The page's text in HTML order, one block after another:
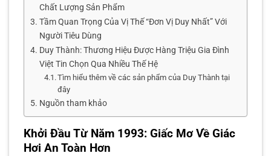
Chất Lượng Sản Phẩm
Tầm Quan Trọng Của Vị Thế “Đơn Vị Duy Nhất” Với
Người Tiêu Dùng
Duy Thành: Thương Hiệu Được Hàng Triệu Gia Đình
Việt Tin Chọn Qua Nhiều Thế Hệ
Tìm hiểu thêm về các sản phẩm của Duy Thành tại
đây
Nguồn tham khảo
Khởi Đầu Từ Năm 1993: Giấc Mơ Về Giác
Hơi An Toàn Hơn